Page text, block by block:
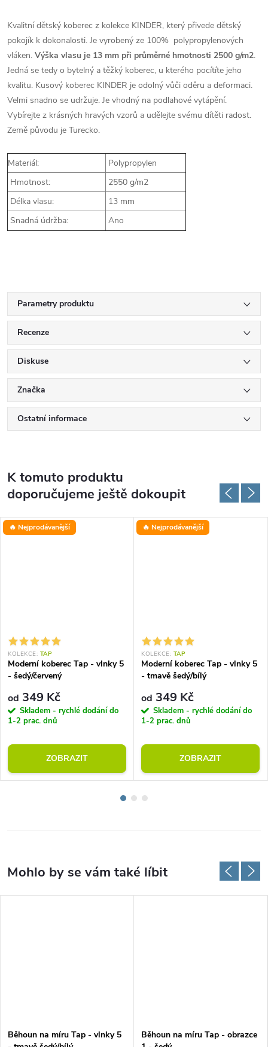
Kvalitní dětský koberec z kolekce KINDER, který přivede dětský
pokojík k dokonalosti. Je vyrobený ze 100% polypropylenových
vláken. Výška vlasu je 13 mm při průměrné hmotnosti 2500 g/m2.
Jedná se tedy o bytelný a těžký koberec, u kterého pocítíte jeho
kvalitu. Kusový koberec KINDER je odolný vůči oděru a deformaci.
Velmi snadno se udržuje. Je vhodný na podlahové vytápění.
Vybírejte z krásných hravých vzorů a udělejte svému dítěti radost.
Země původu je Turecko.
Materiál:
Polypropylen
Hmotnost:
2550 g/m2
Délka vlasu:
13 mm
Snadná údržba:
Ano
Parametry produktu
Recenze
Diskuse
Značka
Ostatní informace
K tomuto produktu
doporučujeme ještě dokoupit
🔥 Nejprodávanější
KOLEKCE: TAP
Moderní koberec Tap - vlnky 5
- šedý/červený
od 349 Kč
Skladem - rychlé dodání do
1-2 prac. dnů
ZOBRAZIT
🔥 Nejprodávanější
KOLEKCE: TAP
Moderní koberec Tap - vlnky 5
- tmavě šedý/bílý
od 349 Kč
Skladem - rychlé dodání do
1-2 prac. dnů
ZOBRAZIT
Běhoun na míru Tap - vlnky 5
Běhoun na míru Tap - obrazce